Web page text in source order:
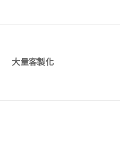
大量客製化